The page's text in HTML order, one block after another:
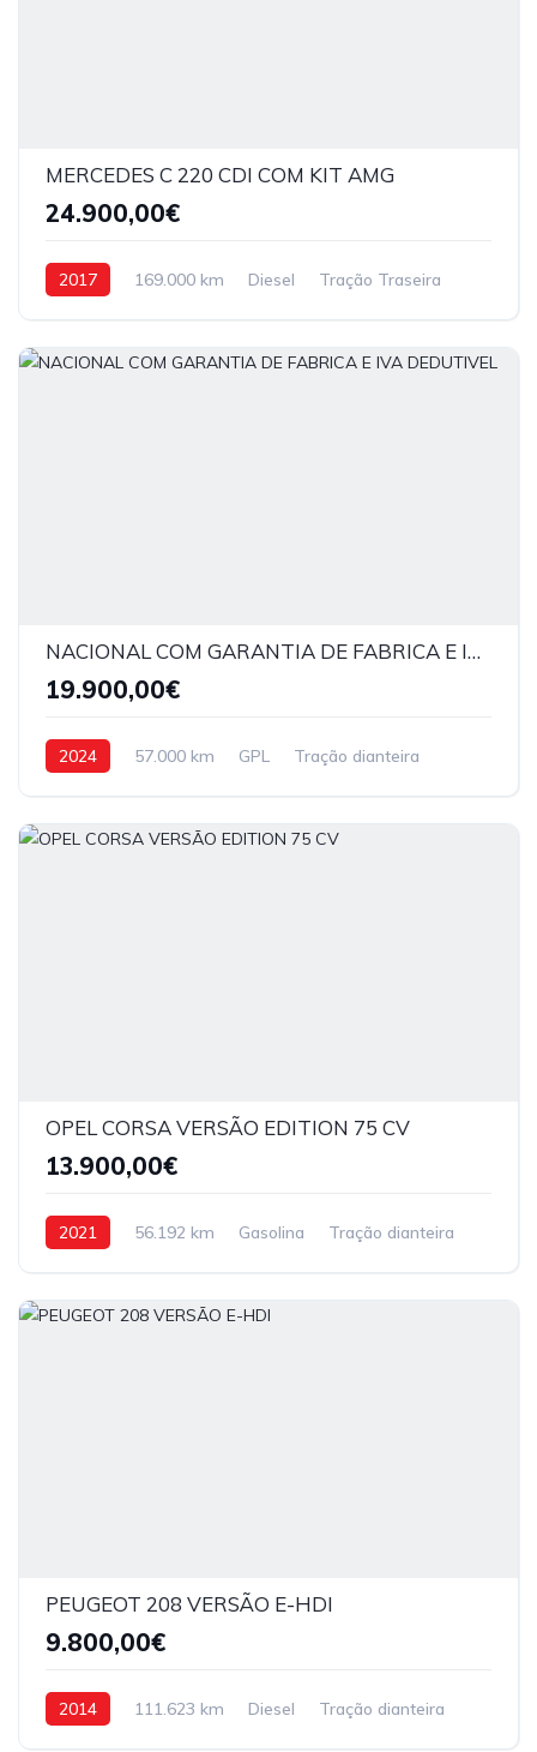
MERCEDES C 220 CDI COM KIT AMG
24.900,00€
2017 169.000 km Diesel Tração Traseira
NACIONAL COM GARANTIA DE FABRICA E IVA DEDUTIVEL
19.900,00€
2024 57.000 km GPL Tração dianteira
OPEL CORSA VERSÃO EDITION 75 CV
13.900,00€
2021 56.192 km Gasolina Tração dianteira
PEUGEOT 208 VERSÃO E-HDI
9.800,00€
2014 111.623 km Diesel Tração dianteira